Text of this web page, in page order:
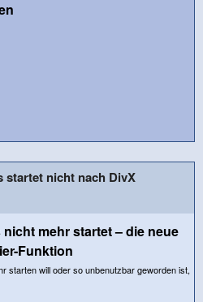
startet nicht nach DivX
mehr startet – die neue
Funktion
starten will oder so unbenutzbar geworden ist,